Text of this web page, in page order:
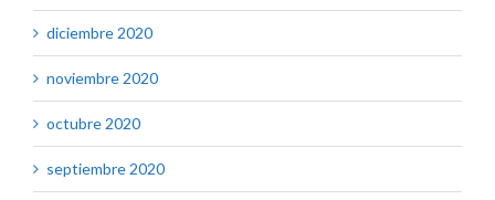
diciembre 2020
noviembre 2020
octubre 2020
septiembre 2020